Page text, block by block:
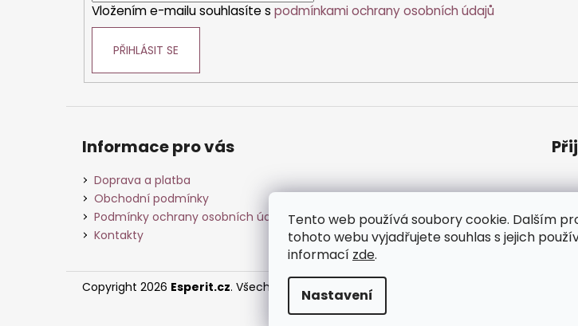
Tento web používá soubory cookie. Dalším
tohoto webu vyjadřujete souhlas s jejich
informací zde.
Nastavení
Vložením e-mailu souhlasíte s podmínkami ochrany osobních údajů
PŘIHLÁSIT SE
Informace pro vás
Doprava a platba
Obchodní podmínky
Podmínky ochrany osobních údajů
Kontakty
Copyright 2026 Esperit.cz. Všechna práva vyhrazena.